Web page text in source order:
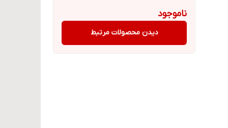
ناموجود
دیدن محصولات مرتبط